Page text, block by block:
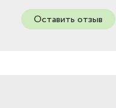
Оставить отзыв